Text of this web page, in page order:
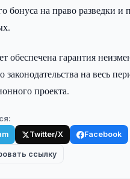
бонуса на право разведки и
обеспечена гарантия
законодательства на весь
проекта.
Twitter/X Facebook
ссылку